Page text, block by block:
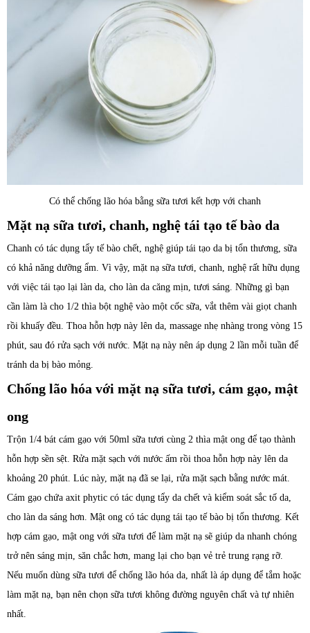
Có thể chống lão hóa bằng sữa tươi kết hợp với chanh
Mặt nạ sữa tươi, chanh, nghệ tái tạo tế bào da
Chanh có tác dụng tẩy tế bào chết, nghệ giúp tái tạo da bị tổn thương, sữa
có khả năng dưỡng ẩm. Vì vậy, mặt nạ sữa tươi, chanh, nghệ rất hữu dụng
với việc tái tạo lại làn da, cho làn da căng mịn, tươi sáng. Những gì bạn
cần làm là cho 1/2 thìa bột nghệ vào một cốc sữa, vắt thêm vài giọt chanh
rồi khuấy đều. Thoa hỗn hợp này lên da, massage nhẹ nhàng trong vòng 15
phút, sau đó rửa sạch với nước. Mặt nạ này nên áp dụng 2 lần mỗi tuần để
tránh da bị bào mỏng.
Chống lão hóa với mặt nạ sữa tươi, cám gạo, mật
ong
Trộn 1/4 bát cám gạo với 50ml sữa tươi cùng 2 thìa mật ong để tạo thành
hỗn hợp sền sệt. Rửa mặt sạch với nước ấm rồi thoa hỗn hợp này lên da
khoảng 20 phút. Lúc này, mặt nạ đã se lại, rửa mặt sạch bằng nước mát.
Cám gạo chứa axit phytic có tác dụng tẩy da chết và kiểm soát sắc tố da,
cho làn da sáng hơn. Mật ong có tác dụng tái tạo tế bào bị tổn thương. Kết
hợp cám gạo, mật ong với sữa tươi để làm mặt nạ sẽ giúp da nhanh chóng
trở nên sáng mịn, săn chắc hơn, mang lại cho bạn vẻ trẻ trung rạng rỡ.
Nếu muốn dùng sữa tươi để chống lão hóa da, nhất là áp dụng để tắm hoặc
làm mặt nạ, bạn nên chọn sữa tươi không đường nguyên chất và tự nhiên
nhất.